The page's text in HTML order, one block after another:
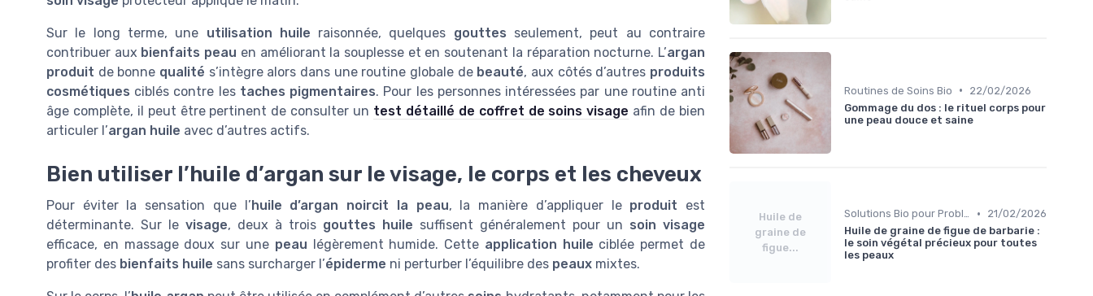
Sur le long terme, une utilisation huile raisonnée, quelques gouttes seulement, peut au contraire
contribuer aux bienfaits peau en améliorant la souplesse et en soutenant la réparation nocturne. L’argan
produit de bonne qualité s’intègre alors dans une routine globale de beauté, aux côtés d’autres produits
cosmétiques ciblés contre les taches pigmentaires. Pour les personnes intéressées par une routine anti
âge complète, il peut être pertinent de consulter un test détaillé de coffret de soins visage afin de bien
articuler l’argan huile avec d’autres actifs.
Bien utiliser l’huile d’argan sur le visage, le corps et les cheveux
Pour éviter la sensation que l’huile d’argan noircit la peau, la manière d’appliquer le produit est
déterminante. Sur le visage, deux à trois gouttes huile suffisent généralement pour un soin visage
efficace, en massage doux sur une peau légèrement humide. Cette application huile ciblée permet de
profiter des bienfaits huile sans surcharger l’épiderme ni perturber l’équilibre des peaux mixtes.
Routines de Soins Bio •
22/02/2026
Gommage du dos : le rituel corps pour
une peau douce et saine
Huile de
graine de
figue...
Solutions Bio pour Problèmes de Peau •
21/02/2026
Huile de graine de figue de barbarie :
le soin végétal précieux pour toutes
les peaux